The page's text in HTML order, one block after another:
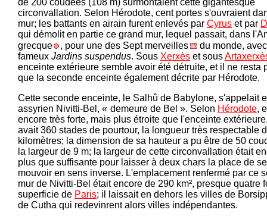
circonvallation. Selon Hérodote, cent portes s'ouvraient
mur; les battants en airain furent enlevés par Cyrus et par
qui démolit en partie ce grand mur, lequel passait, dans
grecque
, pour une des Sept merveilles
du monde,
fameux Jardins suspendus. Sous Xerxès et sous
enceinte extérieure semble avoir été détruite, et il ne resta
que la seconde enceinte également décrite par Hérodote.
Cette seconde enceinte, le Salhû de Babylone, s'appelait
assyrien Nivitti-Bel, «-demeure de Bel ». Selon Hérodote,
encore très forte, mais plus étroite que l'enceinte
avait 360 stades de pourtour, la longueur très respectable
kilomètres; la dimension de sa hauteur a pu être de 50
la largeur de 9 m; la largeur de cette circonvallation était
plus que suffisante pour laisser à deux chars la place de se
mouvoir en sens inverse. L'emplacement renfermé par ce
mur de Nivitti-Bel était encore de 290 km², presque quatre
superficie de Paris; il laissait en dehors les villes de
de Cutha qui redevinrent alors villes indépendantes.